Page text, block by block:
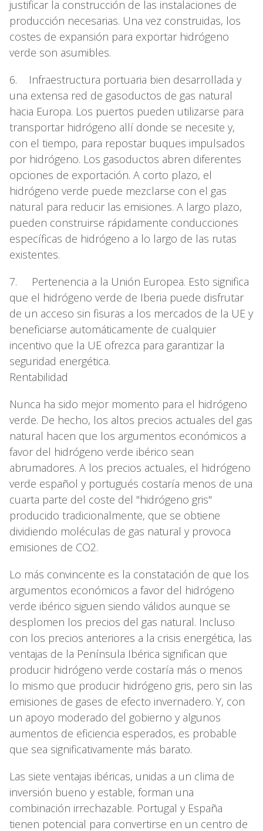
justificar la construcción de las instalaciones de
producción necesarias. Una vez construidas, los
costes de expansión para exportar hidrógeno
verde son asumibles.
6. Infraestructura portuaria bien desarrollada y
una extensa red de gasoductos de gas natural
hacia Europa. Los puertos pueden utilizarse para
transportar hidrógeno allí donde se necesite y,
con el tiempo, para repostar buques impulsados
por hidrógeno. Los gasoductos abren diferentes
opciones de exportación. A corto plazo, el
hidrógeno verde puede mezclarse con el gas
natural para reducir las emisiones. A largo plazo,
pueden construirse rápidamente conducciones
específicas de hidrógeno a lo largo de las rutas
existentes.
7. Pertenencia a la Unión Europea. Esto significa
que el hidrógeno verde de Iberia puede disfrutar
de un acceso sin fisuras a los mercados de la UE y
beneficiarse automáticamente de cualquier
incentivo que la UE ofrezca para garantizar la
seguridad energética.
Rentabilidad
Nunca ha sido mejor momento para el hidrógeno
verde. De hecho, los altos precios actuales del gas
natural hacen que los argumentos económicos a
favor del hidrógeno verde ibérico sean
abrumadores. A los precios actuales, el hidrógeno
verde español y portugués costaría menos de una
cuarta parte del coste del "hidrógeno gris"
producido tradicionalmente, que se obtiene
dividiendo moléculas de gas natural y provoca
emisiones de CO2.
Lo más convincente es la constatación de que los
argumentos económicos a favor del hidrógeno
verde ibérico siguen siendo válidos aunque se
desplomen los precios del gas natural. Incluso
con los precios anteriores a la crisis energética, las
ventajas de la Península Ibérica significan que
producir hidrógeno verde costaría más o menos
lo mismo que producir hidrógeno gris, pero sin las
emisiones de gases de efecto invernadero. Y, con
un apoyo moderado del gobierno y algunos
aumentos de eficiencia esperados, es probable
que sea significativamente más barato.
Las siete ventajas ibéricas, unidas a un clima de
inversión bueno y estable, forman una
combinación irrechazable. Portugal y España
tienen potencial para convertirse en un centro de